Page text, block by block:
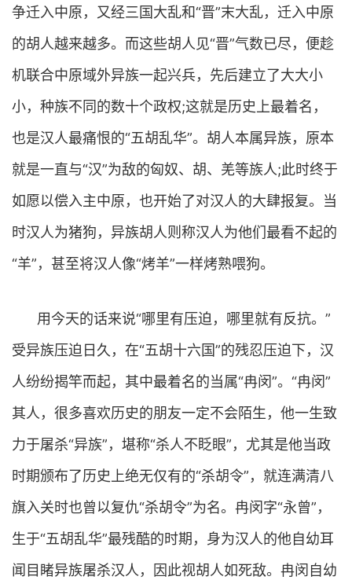
争迁入中原，又经三国大乱和“晋”末大乱，迁入中原
的胡人越来越多。而这些胡人见“晋”气数已尽，便趁
机联合中原域外异族一起兴兵，先后建立了大大小
小，种族不同的数十个政权;这就是历史上最着名，
也是汉人最痛恨的“五胡乱华”。胡人本属异族，原本
就是一直与“汉”为敌的匈奴、胡、羌等族人;此时终于
如愿以偿入主中原，也开始了对汉人的大肆报复。当
时汉人为猪狗，异族胡人则称汉人为他们最看不起的
“羊”，甚至将汉人像“烤羊”一样烤熟喂狗。
用今天的话来说“哪里有压迫，哪里就有反抗。”
受异族压迫日久，在“五胡十六国”的残忍压迫下，汉
人纷纷揭竿而起，其中最着名的当属“冉闵”。“冉闵”
其人，很多喜欢历史的朋友一定不会陌生，他一生致
力于屠杀“异族”，堪称“杀人不眨眼”，尤其是他当政
时期颁布了历史上绝无仅有的“杀胡令”，就连满清八
旗入关时也曾以复仇“杀胡令”为名。冉闵字“永曾”，
生于“五胡乱华”最残酷的时期，身为汉人的他自幼耳
闻目睹异族屠杀汉人，因此视胡人如死敌。冉闵自幼